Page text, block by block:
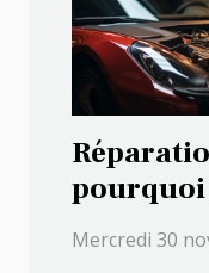
Mercredi 30